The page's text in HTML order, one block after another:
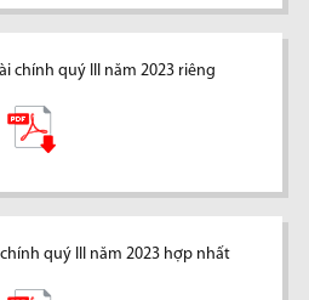
chính quý III năm 2023 riêng
quý III năm 2023 hợp nhất